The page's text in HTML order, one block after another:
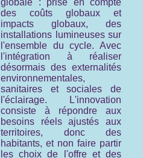
globale : prise en compte
des coûts globaux et
impacts globaux, des
installations lumineuses sur
l'ensemble du cycle. Avec
l'intégration à réaliser
désormais des externalités
environnementales,
sanitaires et sociales de
l'éclairage. L'innovation
consiste à répondre aux
besoins réels ajustés aux
territoires, donc des
habitants, et non faire partir
les choix de l'offre et des